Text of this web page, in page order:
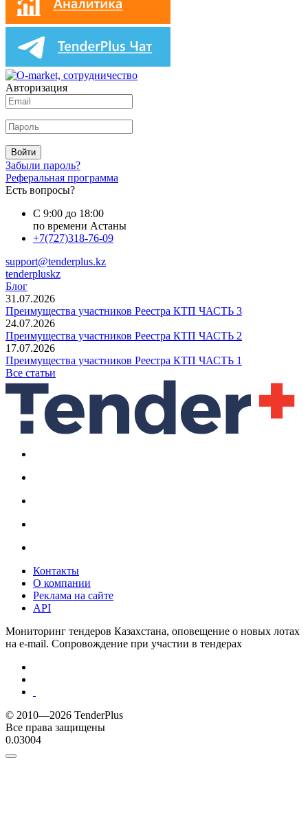
Авторизация
Войти
Забыли пароль?
Реферальная программа
Есть вопросы?
С 9:00 до 18:00
по времени Астаны
+7(727)318-76-09
support@tenderplus.kz
tenderpluskz
Блог
31.07.2026
Преимущества участников Реестра КТП ЧАСТЬ 3
24.07.2026
Преимущества участников Реестра КТП ЧАСТЬ 2
17.07.2026
Преимущества участников Реестра КТП ЧАСТЬ 1
Все статьи
Контакты
О компании
Реклама на сайте
API
Мониторинг тендеров Казахстана, оповещение о новых лотах
на e-mail. Сопровождение при участии в тендерах
© 2010—2026 TenderPlus
Все права защищены
0.03004